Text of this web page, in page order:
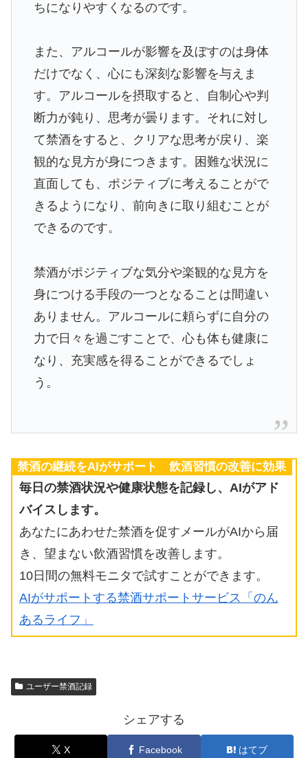
ちになりやすくなるのです。
また、アルコールが影響を及ぼすのは身体
だけでなく、心にも深刻な影響を与えま
す。アルコールを摂取すると、自制心や判
断力が鈍り、思考が曇ります。それに対し
て禁酒をすると、クリアな思考が戻り、楽
観的な見方が身につきます。困難な状況に
直面しても、ポジティブに考えることがで
きるようになり、前向きに取り組むことが
できるのです。
禁酒がポジティブな気分や楽観的な見方を
身につける手段の一つとなることは間違い
ありません。アルコールに頼らずに自分の
力で日々を過ごすことで、心も体も健康に
なり、充実感を得ることができるでしょ
う。
禁酒の継続をAIがサポート 飲酒習慣の改善に効果
毎日の禁酒状況や健康状態を記録し、AIがアド
バイスします。
あなたにあわせた禁酒を促すメールがAIから届
き、望まない飲酒習慣を改善します。
10日間の無料モニタで試すことができます。
AIがサポートする禁酒サポートサービス「のん
あるライフ」
ユーザー禁酒記録
シェアする
X Facebook はてブ